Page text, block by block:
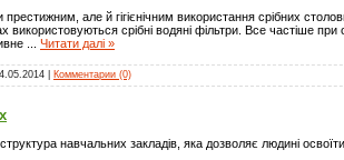
але й гігієнічним використання срібних
використовуються срібні водяні фільтри. Все частіше
Читати далі »
Комментарии (0)
навчальних закладів, яка дозволяє людині